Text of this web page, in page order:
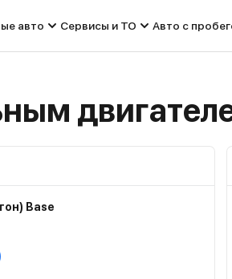
авто Сервисы и ТО Авто с
Base